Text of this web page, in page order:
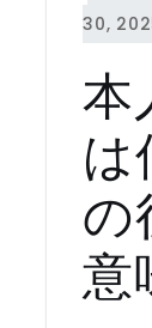
本
は
の
意